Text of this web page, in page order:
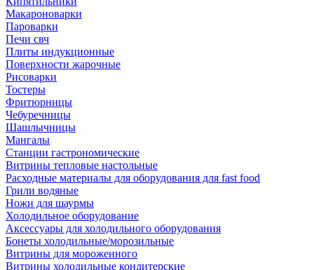
Макароноварки
Пароварки
Печи свч
Плиты индукционные
Поверхности жарочные
Рисоварки
Тостеры
Фритюрницы
Чебуречницы
Шашлычницы
Мангалы
Станции гастрономические
Витрины тепловые настольные
Расходные материалы для оборудования для fast food
Грили водяные
Ножи для шаурмы
Холодильное оборудование
Аксессуары для холодильного оборудования
Бонеты холодильные/морозильные
Витрины для мороженного
Витрины холодильные кондитерские